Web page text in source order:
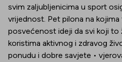
svim zaljubljenicima u sport
vrijednost. Pet pilona na
posvećenost ideji da svi koji to
koristima aktivnog i zdravog
ponudu i dobre savjete •